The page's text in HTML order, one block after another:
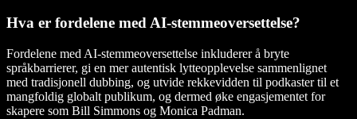
Hva er fordelene med AI-stemmeoversettelse?
Fordelene med AI-stemmeoversettelse inkluderer å bryte
språkbarrierer, gi en mer autentisk lytteopplevelse sammenlignet
med tradisjonell dubbing, og utvide rekkevidden til podkaster til et
mangfoldig globalt publikum, og dermed øke engasjementet for
skapere som Bill Simmons og Monica Padman.